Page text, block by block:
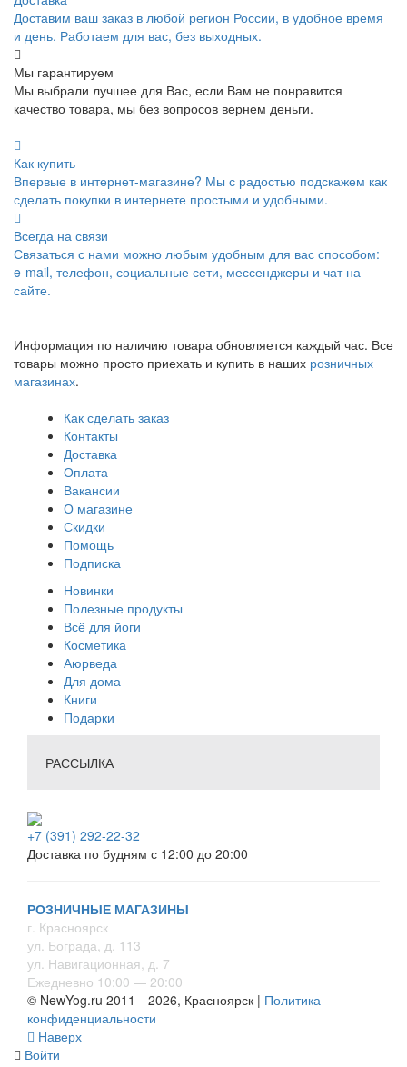
Доставим ваш заказ в любой регион России, в удобное время
и день. Работаем для вас, без выходных.
Мы гарантируем
Мы выбрали лучшее для Вас, если Вам не понравится
качество товара, мы без вопросов вернем деньги.
Как купить
Впервые в интернет-магазине? Мы с радостью подскажем как
сделать покупки в интернете простыми и удобными.
Всегда на связи
Связаться с нами можно любым удобным для вас способом:
e-mail, телефон, социальные сети, мессенджеры и чат на
сайте.
Информация по наличию товара обновляется каждый час. Все
товары можно просто приехать и купить в наших розничных
магазинах.
Как сделать заказ
Контакты
Доставка
Оплата
Вакансии
О магазине
Скидки
Помощь
Подписка
Новинки
Полезные продукты
Всё для йоги
Косметика
Аюрведа
Для дома
Книги
Подарки
РАССЫЛКА
+7 (391) 292-22-32
Доставка по будням с 12:00 до 20:00
РОЗНИЧНЫЕ МАГАЗИНЫ
г. Красноярск
ул. Бограда, д. 113
ул. Навигационная, д. 7
Ежедневно 10:00 — 20:00
© NewYog.ru 2011—2026, Красноярск | Политика
конфиденциальности
Наверх
Войти